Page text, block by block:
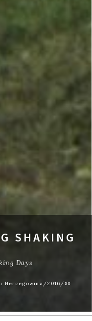
SHAKING
Days
Hercegowina/2016/88